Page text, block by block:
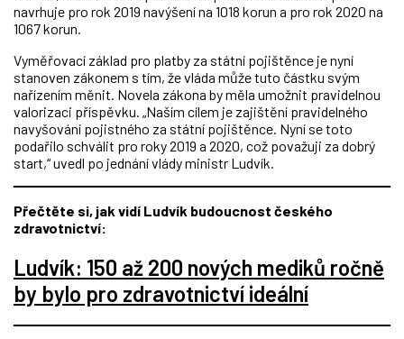
navrhuje pro rok 2019 navýšení na 1018 korun a pro rok 2020 na
1067 korun.
Vyměřovací základ pro platby za státní pojištěnce je nyní
stanoven zákonem s tím, že vláda může tuto částku svým
nařízením měnit. Novela zákona by měla umožnit pravidelnou
valorizaci příspěvku. „Naším cílem je zajištění pravidelného
navyšování pojistného za státní pojištěnce. Nyní se toto
podařilo schválit pro roky 2019 a 2020, což považuji za dobrý
start,“ uvedl po jednání vlády ministr Ludvík.
Přečtěte si, jak vidí Ludvík budoucnost českého
zdravotnictví:
Ludvík: 150 až 200 nových mediků ročně
by bylo pro zdravotnictví ideální